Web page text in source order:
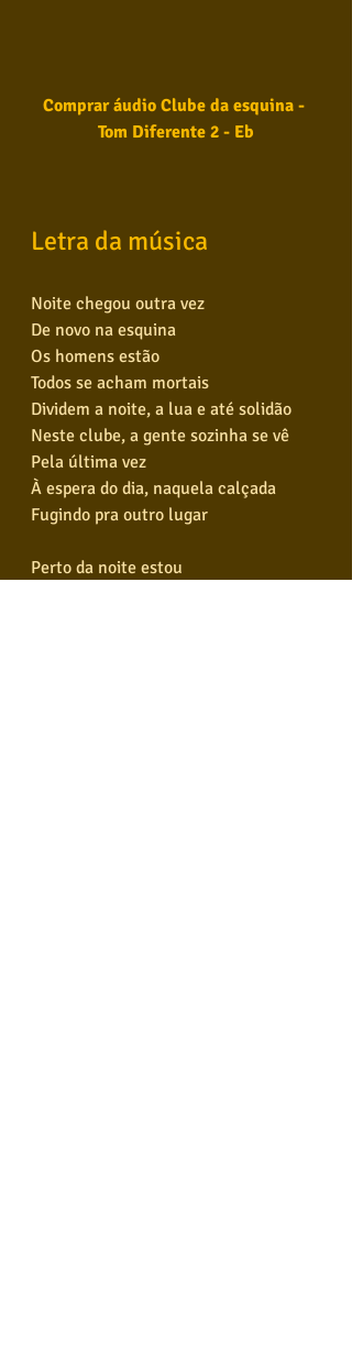
Comprar áudio Clube da esquina -
Tom Diferente 2 - Eb
Letra da música
Noite chegou outra vez
De novo na esquina
Os homens estão
Todos se acham mortais
Dividem a noite, a lua e até solidão
Neste clube, a gente sozinha se vê
Pela última vez
À espera do dia, naquela calçada
Fugindo pra outro lugar
Perto da noite estou